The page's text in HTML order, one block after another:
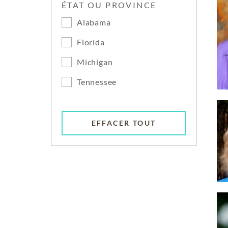
ÉTAT OU PROVINCE
Alabama
Florida
Michigan
Tennessee
EFFACER TOUT